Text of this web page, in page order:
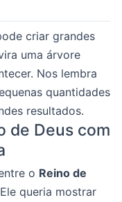
criar grandes
uma árvore
Nos lembra
quantidades
resultados.
de Deus com
o Reino de
queria mostrar